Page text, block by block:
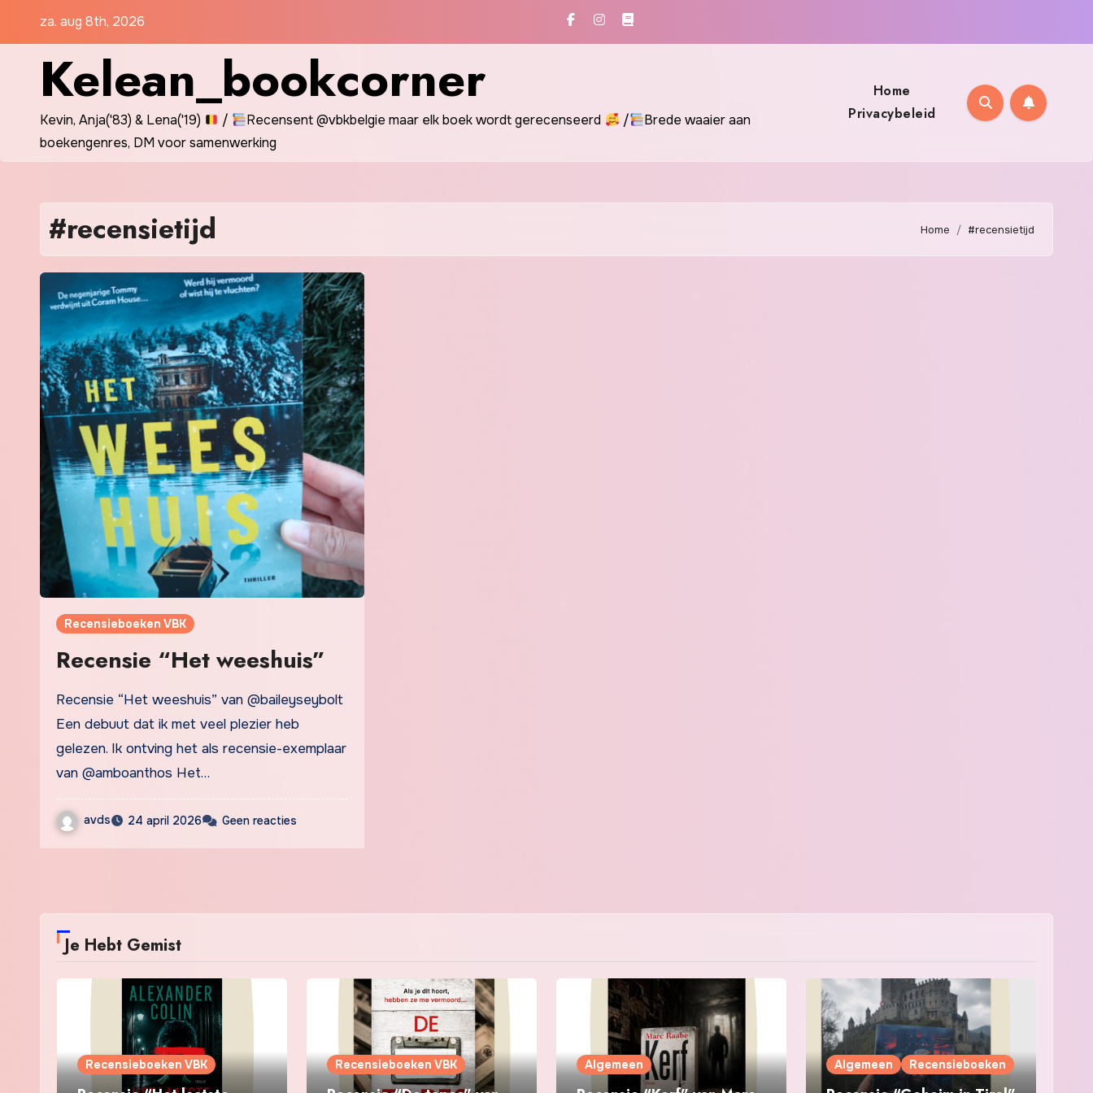
za. aug 8th, 2026
Kelean_bookcorner
Kevin, Anja('83) & Lena('19) / Recensent @vbkbelgie maar elk boek wordt gerecenseerd /
Brede waaier aan
boekengenres, DM voor samenwerking
Home
Privacybeleid
#recensietijd Home #recensietijd
Recensieboeken VBK
Recensie “Het weeshuis”
Recensie “Het weeshuis” van @baileyseybolt
Een debuut dat ik met veel plezier heb
gelezen. Ik ontving het als recensie-exemplaar
van @amboanthos Het…
avds 24 april 2026 Geen reacties
Je Hebt Gemist
Recensieboeken VBK Recensieboeken VBK Algemeen Algemeen Recensieboeken